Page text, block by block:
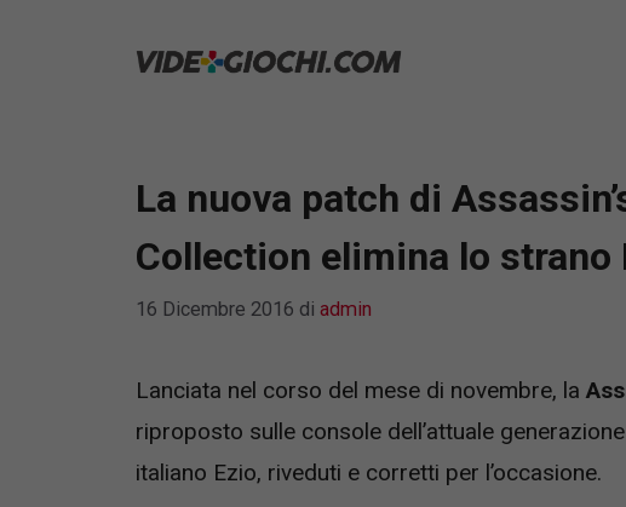
La nuova patch di
Collection elimina lo strano
16 Dicembre 2016 di admin
Lanciata nel corso del mese di novembre, la
riproposto sulle console dell’attuale
italiano Ezio, riveduti e corretti per l’occasione.